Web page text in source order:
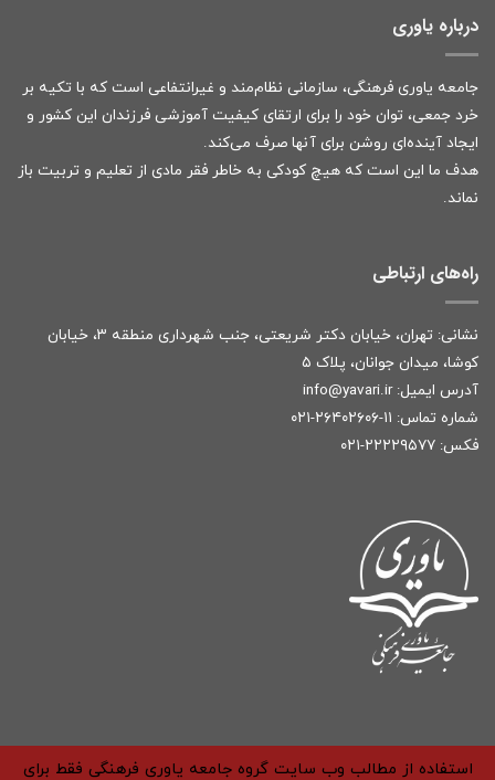
درباره یاوری
جامعه یاوری فرهنگی، سازمانی نظام‌مند و غیرانتفاعی است که با تکیه بر
خرد جمعی، توان خود را برای ارتقای کیفیت آموزشی فرزندان این کشور و
ایجاد آینده‌ای روشن برای آنها صرف می‌کند.
هدف ما این است که هیچ کودکی به خاطر فقر مادی از تعلیم و تربیت باز
نماند.
راه‌های ارتباطی
نشانی: تهران، خیابان دکتر شریعتی، جنب شهرداری منطقه ۳، خیابان
کوشا، میدان جوانان، پلاک ۵
آدرس ایمیل: info@yavari.ir
شماره تماس: ۱۱-۲۶۴۰۲۶۰۶-۰۲۱
فکس: ۲۲۲۲۹۵۷۷-۰۲۱
استفاده از مطالب وب سایت گروه جامعه یاوری فرهنگی فقط برای